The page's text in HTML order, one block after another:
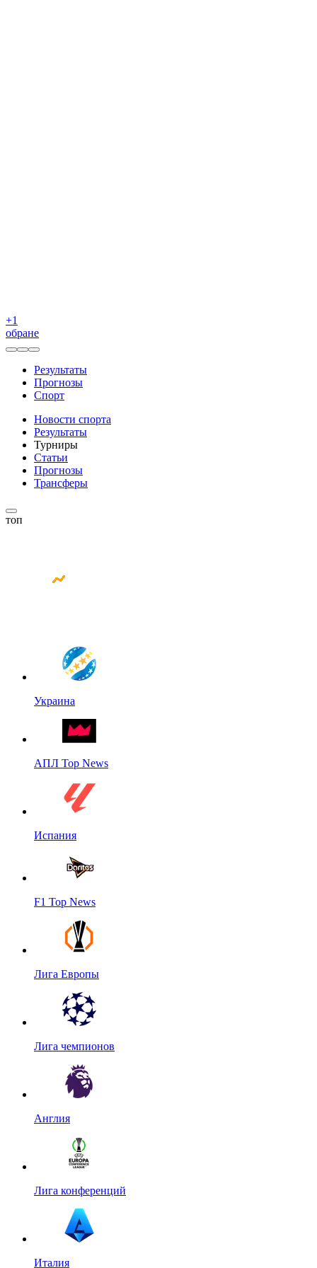
+1
обране
Результаты
Прогнозы
Спорт
Новости спорта
Результаты
Турниры
Статьи
Прогнозы
Трансферы
топ
Украина
АПЛ Top News
Испания
F1 Top News
Лига Европы
Лига чемпионов
Англия
Лига конференций
Италия